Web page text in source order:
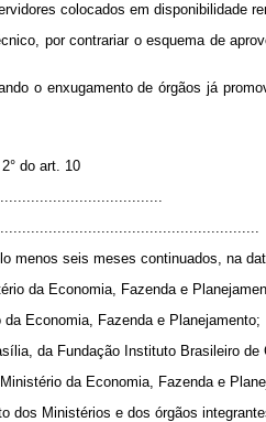
colocados em disponibilidade
por contrariar o esquema de
o enxugamento de órgãos já
do art. 10
menos seis meses continuados, na
da Economia, Fazenda e
Economia, Fazenda e Planejamento;
da Fundação Instituto Brasileiro
da Economia, Fazenda e
dos Ministérios e dos órgãos